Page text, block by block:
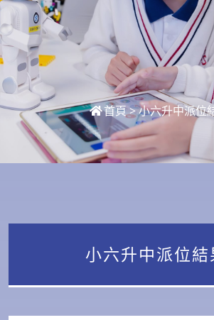
首頁>小六升中派位
小六升中派位結